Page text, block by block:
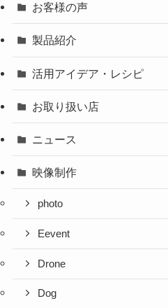
お客様の声
製品紹介
活用アイデア・レシピ
お取り扱い店
ニュース
映像制作
photo
Eevent
Drone
Dog